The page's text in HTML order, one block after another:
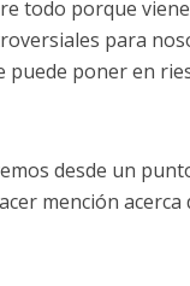
todo porque
para
puede poner en
desde un
mención acerca